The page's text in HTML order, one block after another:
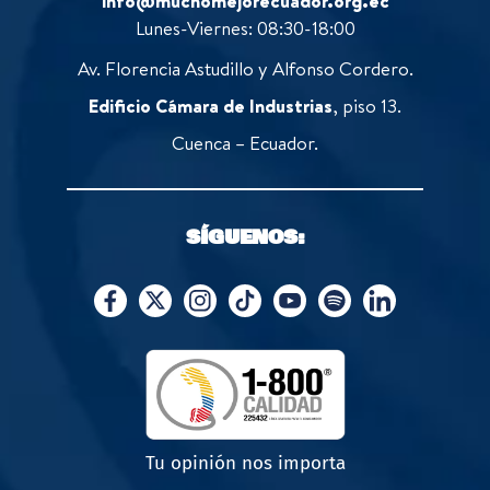
Lunes-Viernes: 08:30-18:00
Av. Florencia Astudillo y Alfonso Cordero.
Edificio Cámara de Industrias, piso 13.
Cuenca – Ecuador.
SÍGUENOS:
Tu opinión nos importa